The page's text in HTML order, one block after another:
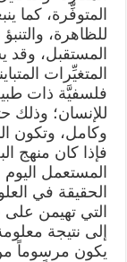
المتوفِّرة، كما
للظاهرة،
المستقبل، وقد
المتغيِّرات
فلسفيَّة ذات
للإنسان؛
وكامل، وتكون
فإذا كان منهج
المستعمل
الحقيقة في
التي تهيمن
إلى نتيجة
يكون مرسوماً